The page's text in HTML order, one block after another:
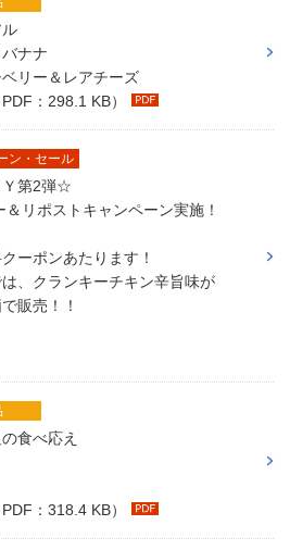
ナナ
リー＆レアチーズ
：298.1 KB）
ン・セール
第2弾☆
リポストキャンペーン実施！
ーポンあたります！
、クランキーチキン辛旨味が
販売！！
食べ応え
：318.4 KB）